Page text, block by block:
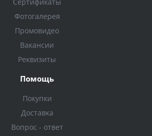
Фотогалерея
Промовидео
Вакансии
Реквизиты
Помощь
Покупки
Доставка
Вопрос - ответ